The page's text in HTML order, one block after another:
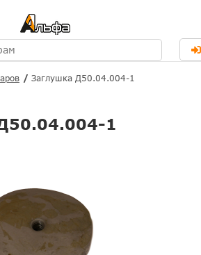
Заглушка Д50.04.004-1
1